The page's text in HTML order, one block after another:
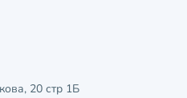
20 стр 1Б